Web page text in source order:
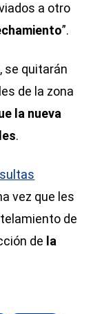
a otro
”.
se quitarán
de la zona
la nueva
.
vez que les
de
de la